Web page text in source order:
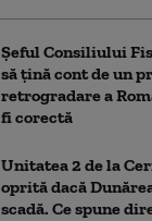
Șeful Consiliului
să țină cont de un
retrogradare a
fi corectă
Unitatea 2 de la
oprită dacă
scadă. Ce spune